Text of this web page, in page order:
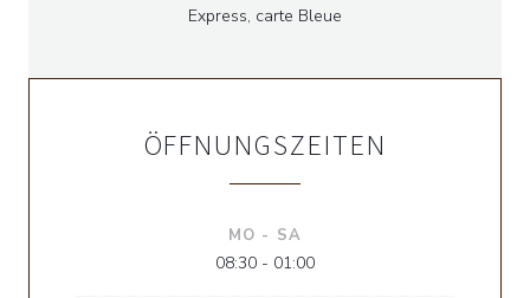
Express, carte Bleue
ÖFFNUNGSZEITEN
MO - SA
08:30 - 01:00